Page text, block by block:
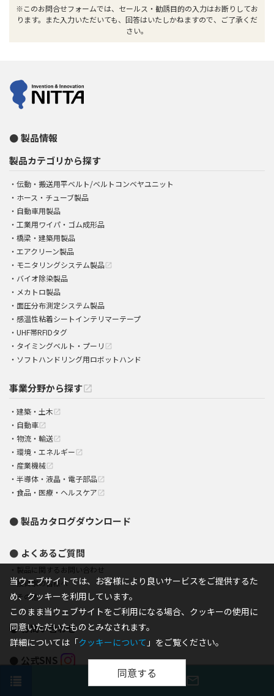
お問い合わせphone mail_outline
※このお問合せフォームでは、セールス・勧誘目的の入力はお断りしてお
ります。また入力いただいても、回答はいたしかねますので、ご了承くだ
さい。
製品情報
製品カテゴリから探す
伝動・搬送用平ベルト/ベルトコンベヤユニット
ホース・チューブ製品
自動車用製品
工業用ワイパ・ゴム成形品
橋梁・建築用製品
エアクリーン製品
モニタリングシステム製品 open_in_new
バイオ除染製品
メカトロ製品
面圧分布測定システム製品
感温性粘着シートインテリマーテープ
UHF帯RFIDタグ
タイミングベルト・プーリ open_in_new
ソフトハンドリング用ロボットハンド
事業分野から探すopen_in_new
建築・土木 open_in_new
自動車 open_in_new
物流・輸送 open_in_new
環境・エネルギー open_in_new
産業機械 open_in_new
半導体・液晶・電子部品 open_in_new
食品・医療・ヘルスケア open_in_new
製品カタログダウンロード
よくあるご質問
製品に関するお問い合わせ
投資家の皆様へ
その他
お問い合わせ
公式SNS
会社情報
当ウェブサイトでは、お客様により良いサービスをご提供するた
め、クッキーを利用しています。
このまま当ウェブサイトをご利用になる場合、クッキーの使用に
同意いただいたものとみなされます。
詳細については「クッキーについて 」をご覧ください。
同意する